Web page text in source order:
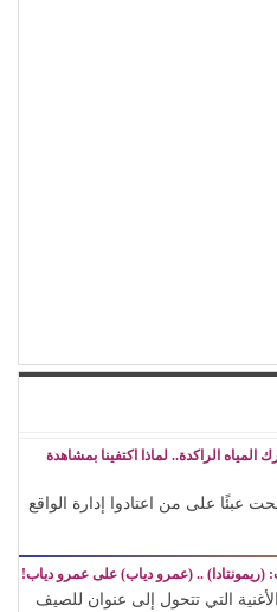
الراكدة.. لماذا اكتفينا بمشاهدة
عبئًا على من اعتادوا إدارة الواقع
(ريمونتادا) .. (عمرو دياب) على عمرو دياب!
التي تتحول إلى عنوان للصيف